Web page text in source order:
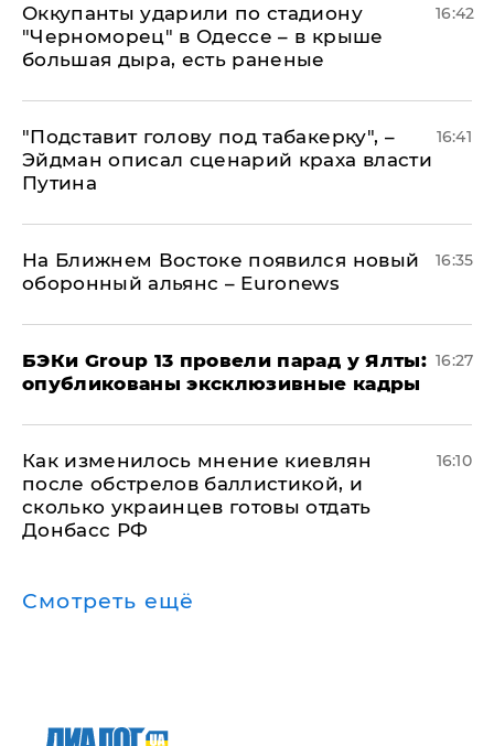
Оккупанты ударили по стадиону
"Черноморец" в Одессе – в крыше
большая дыра, есть раненые
16:42
​"Подставит голову под табакерку", –
Эйдман описал сценарий краха власти
Путина
16:41
На Ближнем Востоке появился новый
оборонный альянс – Euronews
16:35
​БЭКи Group 13 провели парад у Ялты:
опубликованы эксклюзивные кадры
16:27
Как изменилось мнение киевлян
после обстрелов баллистикой, и
сколько украинцев готовы отдать
Донбасс РФ
16:10
Смотреть ещё